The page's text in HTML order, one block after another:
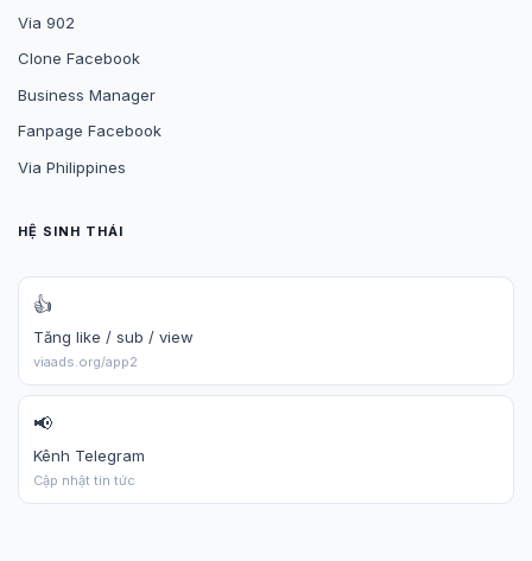
Via 902
Clone Facebook
Business Manager
Fanpage Facebook
Via Philippines
HỆ SINH THÁI
👍
Tăng like / sub / view
viaads.org/app2
📢
Kênh Telegram
Cập nhật tin tức